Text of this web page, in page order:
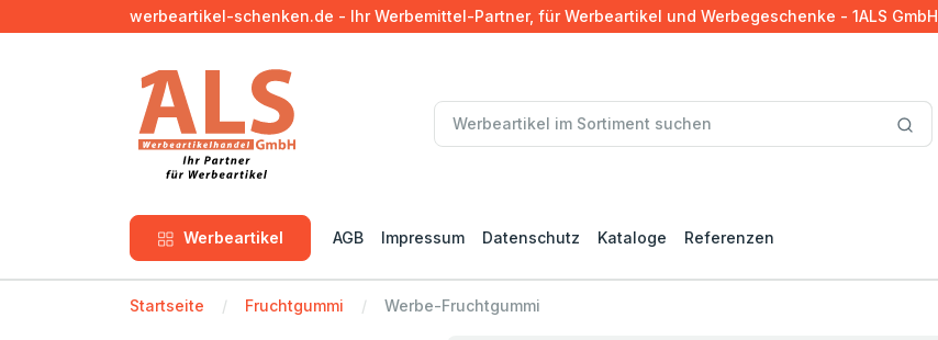
werbeartikel-schenken.de - Ihr Werbemittel-Partner, für Werbeartikel und Werbegeschenke - 1ALS GmbH
Werbeartikel AGB Impressum Datenschutz Kataloge Referenzen
Startseite Fruchtgummi Werbe-Fruchtgummi